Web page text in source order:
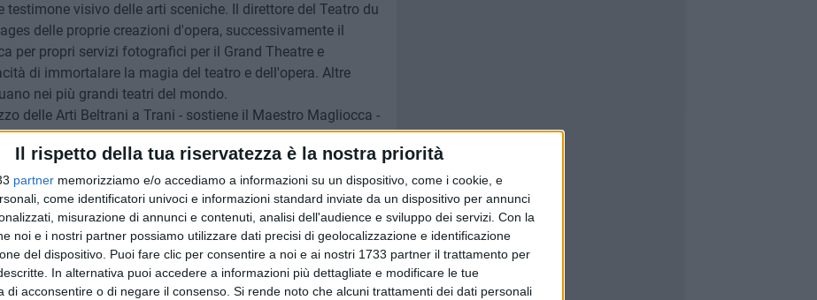
Il rispetto della tua riservatezza è la nostra priorità
partner memorizziamo e/o accediamo a informazioni su un dispositivo, come i cookie, e
come identificatori univoci e informazioni standard inviate da un dispositivo per annunci
misurazione di annunci e contenuti, analisi dell'audience e sviluppo dei servizi. Con la
noi e i nostri partner possiamo utilizzare dati precisi di geolocalizzazione e identificazione
del dispositivo. Puoi fare clic per consentire a noi e ai nostri 1733 partner il trattamento per
In alternativa puoi accedere a informazioni più dettagliate e modificare le tue
di acconsentire o di negare il consenso. Si rende noto che alcuni trattamenti dei dati personali
visivo delle arti sceniche. Il direttore del Teatro du
delle proprie creazioni d'opera, successivamente il
per propri servizi fotografici per il Grand Theatre e
di immortalare la magia del teatro e dell'opera. Altre
nei più grandi teatri del mondo.
delle Arti Beltrani a Trani - sostiene il Maestro Magliocca -
nel magico mondo del teatro attraverso immagini che
Ogni scatto è un'interpretazione visiva di momenti che
e l'intensità delle performance. Nella mia opera il
ma anche attraverso l'obiettivo di chi sa cogliere
raccontano non solo di attori e scene, ma anche di
e di gioia. Un viaggio indimenticabile tra luci e ombre,
Beltrani è il palcoscenico perfetto per queste opere,